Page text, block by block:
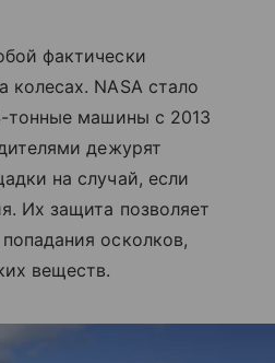
фактически
NASA стало
тонные машины с 2013
дежурят
на случай, если
Их защита позволяет
осколков,
веществ.